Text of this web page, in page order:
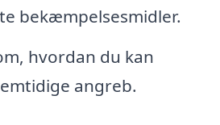
bekæmpelsesmidler.
hvordan du kan
angreb.